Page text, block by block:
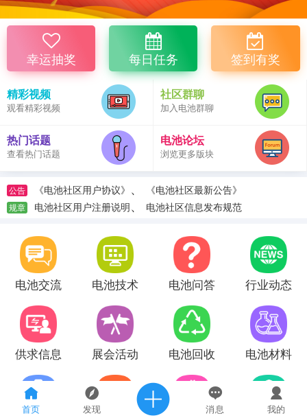
首页 发现 消息 我的
幸运抽奖 每日任务 签到有奖
精彩视频
观看精彩视频
社区群聊
加入电池群聊
热门话题
查看热门话题
电池论坛
浏览更多版块
公告 《电池社区用户协议》 、 《电池社区最新公告》
规章 电池社区用户注册说明、 电池社区信息发布规范
电池交流 电池技术 电池问答 行业动态
供求信息 展会活动 电池回收 电池材料